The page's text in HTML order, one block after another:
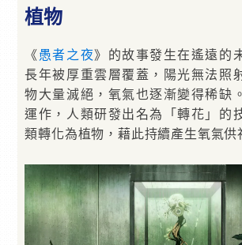
植物
《愚者之夜》的故事發生在遙遠的
長年被厚重雲層覆蓋，陽光無法照
物大量滅絕，氧氣也逐漸變得稀缺
運作，人類研發出名為「轉花」的
類轉化為植物，藉此持續產生氧氣供